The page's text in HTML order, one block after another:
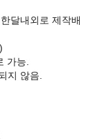
달내외로 제작배
가능.